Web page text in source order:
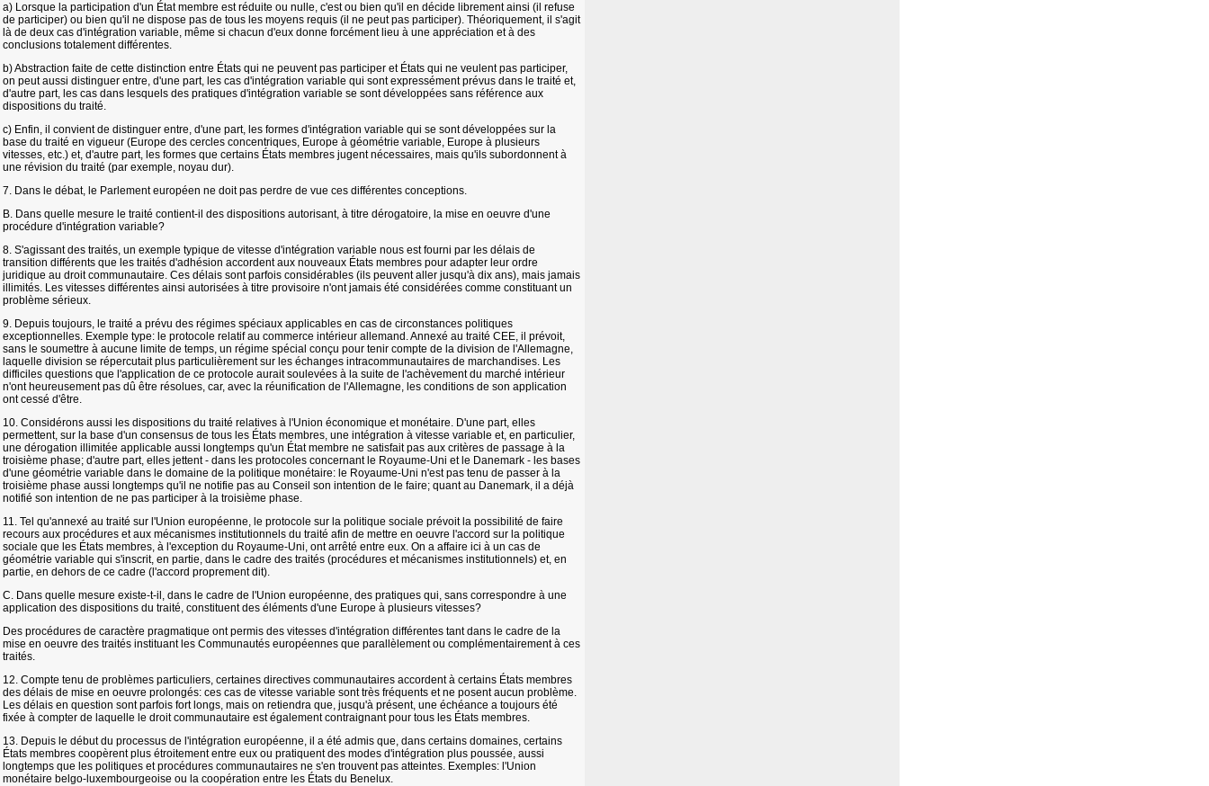
a) Lorsque la participation d'un État membre est réduite ou nulle, c'est ou bien qu'il en décide librement ainsi (il refuse
de participer) ou bien qu'il ne dispose pas de tous les moyens requis (il ne peut pas participer). Théoriquement, il s'agit
là de deux cas d'intégration variable, même si chacun d'eux donne forcément lieu à une appréciation et à des
conclusions totalement différentes.
b) Abstraction faite de cette distinction entre États qui ne peuvent pas participer et États qui ne veulent pas participer,
on peut aussi distinguer entre, d'une part, les cas d'intégration variable qui sont expressément prévus dans le traité et,
d'autre part, les cas dans lesquels des pratiques d'intégration variable se sont développées sans référence aux
dispositions du traité.
c) Enfin, il convient de distinguer entre, d'une part, les formes d'intégration variable qui se sont développées sur la
base du traité en vigueur (Europe des cercles concentriques, Europe à géométrie variable, Europe à plusieurs
vitesses, etc.) et, d'autre part, les formes que certains États membres jugent nécessaires, mais qu'ils subordonnent à
une révision du traité (par exemple, noyau dur).
7. Dans le débat, le Parlement européen ne doit pas perdre de vue ces différentes conceptions.
B. Dans quelle mesure le traité contient-il des dispositions autorisant, à titre dérogatoire, la mise en oeuvre d'une
procédure d'intégration variable?
8. S'agissant des traités, un exemple typique de vitesse d'intégration variable nous est fourni par les délais de
transition différents que les traités d'adhésion accordent aux nouveaux États membres pour adapter leur ordre
juridique au droit communautaire. Ces délais sont parfois considérables (ils peuvent aller jusqu'à dix ans), mais jamais
illimités. Les vitesses différentes ainsi autorisées à titre provisoire n'ont jamais été considérées comme constituant un
problème sérieux.
9. Depuis toujours, le traité a prévu des régimes spéciaux applicables en cas de circonstances politiques
exceptionnelles. Exemple type: le protocole relatif au commerce intérieur allemand. Annexé au traité CEE, il prévoit,
sans le soumettre à aucune limite de temps, un régime spécial conçu pour tenir compte de la division de l'Allemagne,
laquelle division se répercutait plus particulièrement sur les échanges intracommunautaires de marchandises. Les
difficiles questions que l'application de ce protocole aurait soulevées à la suite de l'achèvement du marché intérieur
n'ont heureusement pas dû être résolues, car, avec la réunification de l'Allemagne, les conditions de son application
ont cessé d'être.
10. Considérons aussi les dispositions du traité relatives à l'Union économique et monétaire. D'une part, elles
permettent, sur la base d'un consensus de tous les États membres, une intégration à vitesse variable et, en particulier,
une dérogation illimitée applicable aussi longtemps qu'un État membre ne satisfait pas aux critères de passage à la
troisième phase; d'autre part, elles jettent - dans les protocoles concernant le Royaume-Uni et le Danemark - les bases
d'une géométrie variable dans le domaine de la politique monétaire: le Royaume-Uni n'est pas tenu de passer à la
troisième phase aussi longtemps qu'il ne notifie pas au Conseil son intention de le faire; quant au Danemark, il a déjà
notifié son intention de ne pas participer à la troisième phase.
11. Tel qu'annexé au traité sur l'Union européenne, le protocole sur la politique sociale prévoit la possibilité de faire
recours aux procédures et aux mécanismes institutionnels du traité afin de mettre en oeuvre l'accord sur la politique
sociale que les États membres, à l'exception du Royaume-Uni, ont arrêté entre eux. On a affaire ici à un cas de
géométrie variable qui s'inscrit, en partie, dans le cadre des traités (procédures et mécanismes institutionnels) et, en
partie, en dehors de ce cadre (l'accord proprement dit).
C. Dans quelle mesure existe-t-il, dans le cadre de l'Union européenne, des pratiques qui, sans correspondre à une
application des dispositions du traité, constituent des éléments d'une Europe à plusieurs vitesses?
Des procédures de caractère pragmatique ont permis des vitesses d'intégration différentes tant dans le cadre de la
mise en oeuvre des traités instituant les Communautés européennes que parallèlement ou complémentairement à ces
traités.
12. Compte tenu de problèmes particuliers, certaines directives communautaires accordent à certains États membres
des délais de mise en oeuvre prolongés: ces cas de vitesse variable sont très fréquents et ne posent aucun problème.
Les délais en question sont parfois fort longs, mais on retiendra que, jusqu'à présent, une échéance a toujours été
fixée à compter de laquelle le droit communautaire est également contraignant pour tous les États membres.
13. Depuis le début du processus de l'intégration européenne, il a été admis que, dans certains domaines, certains
États membres coopèrent plus étroitement entre eux ou pratiquent des modes d'intégration plus poussée, aussi
longtemps que les politiques et procédures communautaires ne s'en trouvent pas atteintes. Exemples: l'Union
monétaire belgo-luxembourgeoise ou la coopération entre les États du Benelux.